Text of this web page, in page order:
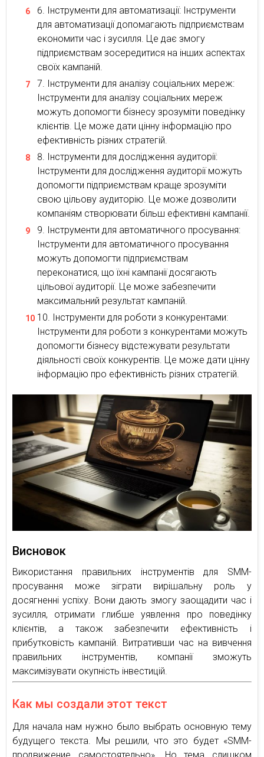
Інструменти для автоматизації: Інструменти
для автоматизації допомагають підприємствам
економити час і зусилля. Це дає змогу
підприємствам зосередитися на інших аспектах
своїх кампаній.
Інструменти для аналізу соціальних мереж:
Інструменти для аналізу соціальних мереж
можуть допомогти бізнесу зрозуміти поведінку
клієнтів. Це може дати цінну інформацію про
ефективність різних стратегій.
Інструменти для дослідження аудиторії:
Інструменти для дослідження аудиторії можуть
допомогти підприємствам краще зрозуміти
свою цільову аудиторію. Це може дозволити
компаніям створювати більш ефективні кампанії.
Інструменти для автоматичного просування:
Інструменти для автоматичного просування
можуть допомогти підприємствам
переконатися, що їхні кампанії досягають
цільової аудиторії. Це може забезпечити
максимальний результат кампаній.
Інструменти для роботи з конкурентами:
Інструменти для роботи з конкурентами можуть
допомогти бізнесу відстежувати результати
діяльності своїх конкурентів. Це може дати цінну
інформацію про ефективність різних стратегій.
Висновок
Використання правильних інструментів для SMM-
просування може зіграти вирішальну роль у
досягненні успіху. Вони дають змогу заощадити час і
зусилля, отримати глибше уявлення про поведінку
клієнтів, а також забезпечити ефективність і
прибутковість кампаній. Витративши час на вивчення
правильних інструментів, компанії зможуть
максимізувати окупність інвестицій.
Как мы создали этот текст
Для начала нам нужно было выбрать основную тему
будущего текста. Мы решили, что это будет «SMM-